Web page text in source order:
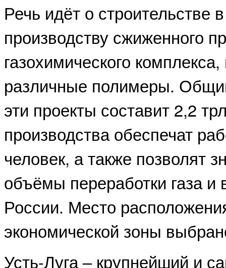
Речь идёт о строительстве
производству сжиженного
газохимического
различные полимеры.
эти проекты составит 2,2
производства обеспечат
человек, а также позволят
объёмы переработки газа и
России. Место
экономической зоны
Усть-Луга – крупнейший и